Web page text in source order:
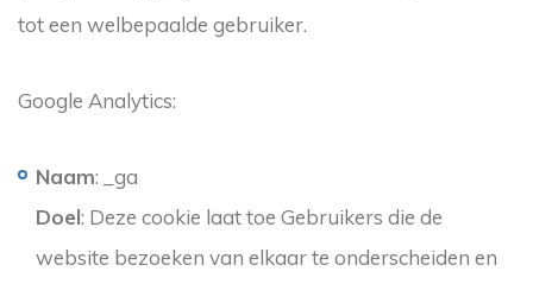
tot een welbepaalde gebruiker.
Google Analytics:
Naam: _ga
Doel: Deze cookie laat toe Gebruikers die de
website bezoeken van elkaar te onderscheiden en